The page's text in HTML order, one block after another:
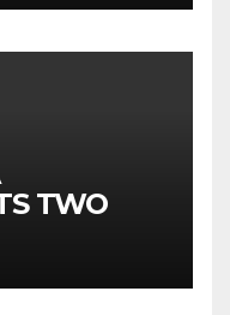
OF JSC
TWO
– MTU